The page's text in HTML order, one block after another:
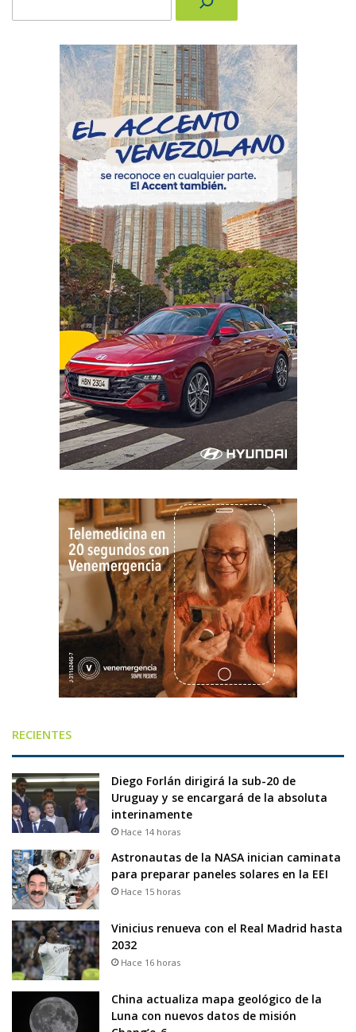
RECIENTES
Diego Forlán dirigirá la sub-20 de
Uruguay y se encargará de la absoluta
interinamente
Hace 14 horas
Astronautas de la NASA inician caminata
para preparar paneles solares en la EEI
Hace 15 horas
Vinicius renueva con el Real Madrid hasta
2032
Hace 16 horas
China actualiza mapa geológico de la
Luna con nuevos datos de misión